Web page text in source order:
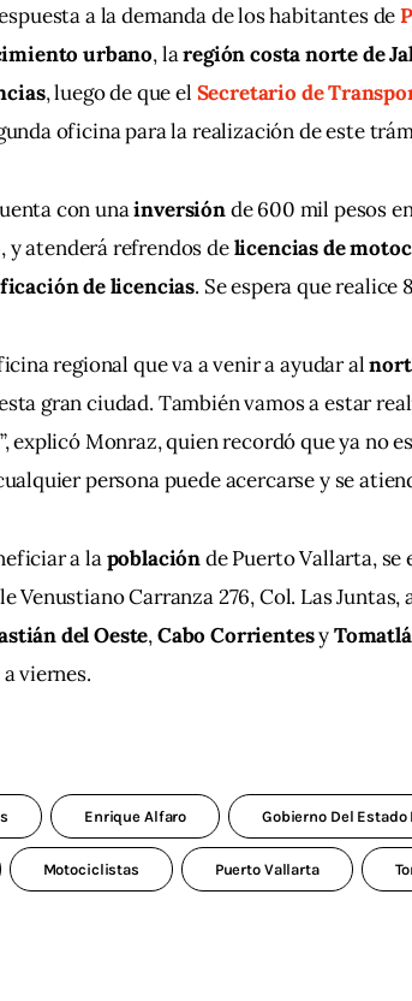
a la demanda de los habitantes de
urbano, la región costa norte de
, luego de que el Secretario de
oficina para la realización de este
con una inversión de 600 mil pesos
, y atenderá refrendos de licencias de
de licencias. Se espera que realice
regional que va a venir a ayudar al
gran ciudad. También vamos a estar
”, explicó Monraz, quien recordó que ya no
persona puede acercarse y se
a la población de Puerto Vallarta, se
Venustiano Carranza 276, Col. Las
del Oeste, Cabo Corrientes y
viernes.
Enrique Alfaro Gobierno Del Estado
Motociclistas Puerto Vallarta